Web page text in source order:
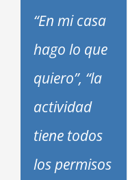
“En mi casa
hago lo que
quiero”, “la
actividad
tiene todos
los permisos